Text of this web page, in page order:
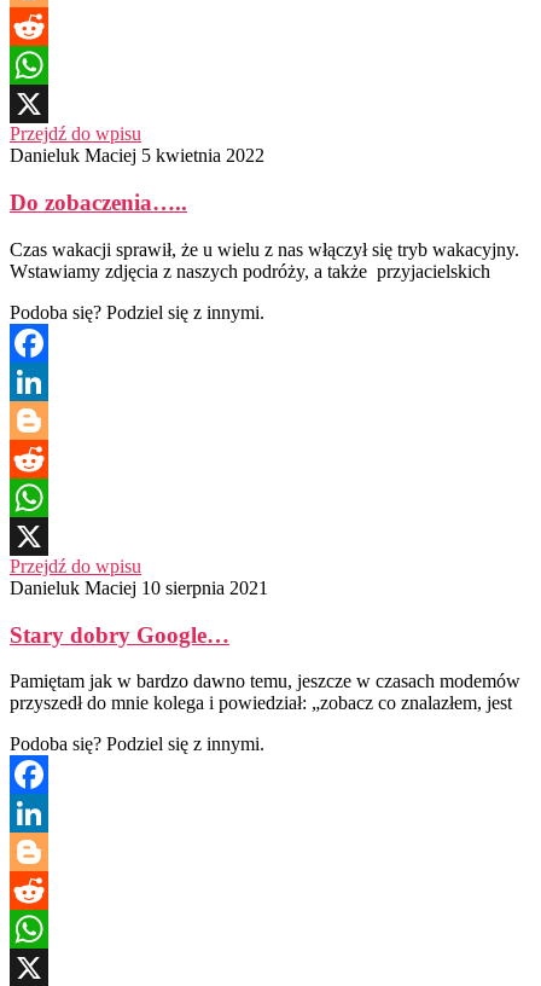
Blogger
Reddit
WhatsApp
X
Przejdź do wpisu
Danieluk Maciej 5 kwietnia 2022
Do zobaczenia…..
Czas wakacji sprawił, że u wielu z nas włączył się tryb wakacyjny.
Wstawiamy zdjęcia z naszych podróży, a także przyjacielskich
Podoba się? Podziel się z innymi.
Facebook
LinkedIn
Blogger
Reddit
WhatsApp
X
Przejdź do wpisu
Danieluk Maciej 10 sierpnia 2021
Stary dobry Google…
Pamiętam jak w bardzo dawno temu, jeszcze w czasach modemów
przyszedł do mnie kolega i powiedział: „zobacz co znalazłem, jest
Podoba się? Podziel się z innymi.
Facebook
LinkedIn
Blogger
Reddit
WhatsApp